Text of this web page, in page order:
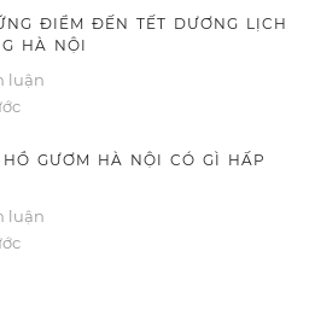
ĐIỂM ĐẾN TẾT DƯƠNG LỊCH
HÀ NỘI
luận
GƯƠM HÀ NỘI CÓ GÌ HẤP
luận